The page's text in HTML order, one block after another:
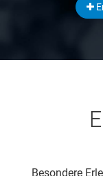
Besondere